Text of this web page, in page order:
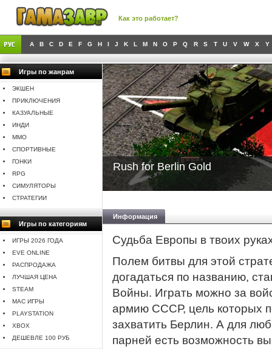
Как это работает?
A B C D E F G H I J K L M N O P Q R S T U V W X Y
Игры по жанрам
ЭКШЕН
ПРИКЛЮЧЕНИЯ
КАЗУАЛЬНЫЕ
ИНДИ
MMO
СПОРТИВНЫЕ
ГОНКИ
RPG
СИМУЛЯТОРЫ
СТРАТЕГИИ
Игры по категориям
ИГРЫ 2026 ГОДА
EVE ONLINE
РАСПРОДАЖА
ЛУЧШАЯ ЦЕНА
STEAM
MAC ИГРЫ
PLAYSTATION
XBOX
ДЕШЕВЛЕ 100 РУБ
Rush for Berlin Gold
Информация
Судьба Европы в твоих
Полем битвы для этой
догадаться по названию,
Войны. Играть можно за
армию СССР, цель которых
захватить Берлин. А для
парней есть возможность